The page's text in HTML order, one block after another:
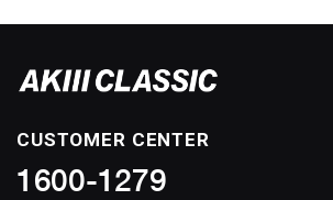
CUSTOMER CENTER
1600-1279